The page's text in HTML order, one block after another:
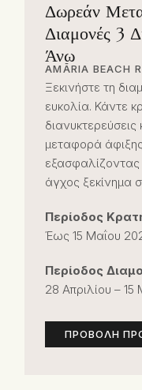
Δωρεάν
Διαμονές 3
Άνω
AMĀRIA BEACH
Ξεκινήστε τη
ευκολία. Κάντε
μεταφορά
άγχος ξεκίνημα
Περίοδος
Έως 15 Μαΐου
Περίοδος
28 Απριλίου –
ΠΡΟΒΟΛΉ